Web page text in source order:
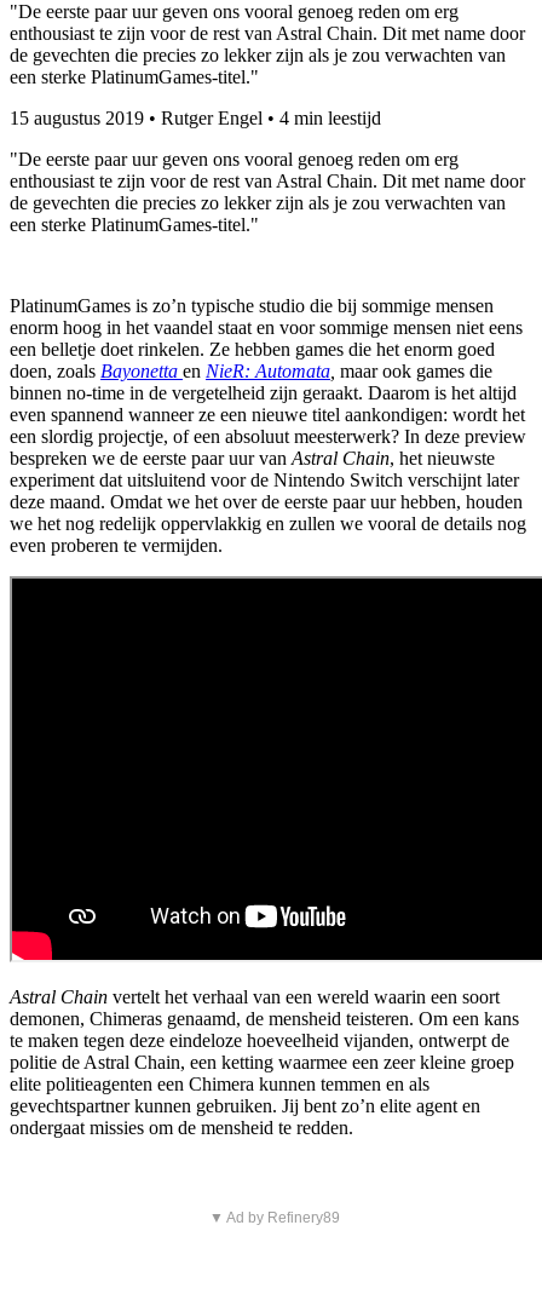
"De eerste paar uur geven ons vooral genoeg reden om erg
enthousiast te zijn voor de rest van Astral Chain. Dit met name door
de gevechten die precies zo lekker zijn als je zou verwachten van
een sterke PlatinumGames-titel."
15 augustus 2019 • Rutger Engel • 4 min leestijd
"De eerste paar uur geven ons vooral genoeg reden om erg
enthousiast te zijn voor de rest van Astral Chain. Dit met name door
de gevechten die precies zo lekker zijn als je zou verwachten van
een sterke PlatinumGames-titel."
PlatinumGames is zo’n typische studio die bij sommige mensen
enorm hoog in het vaandel staat en voor sommige mensen niet eens
een belletje doet rinkelen. Ze hebben games die het enorm goed
doen, zoals Bayonetta en NieR: Automata maar ook games die
binnen no-time in de vergetelheid zijn geraakt. Daarom is het altijd
even spannend wanneer ze een nieuwe titel aankondigen: wordt het
een slordig projectje, of een absoluut meesterwerk? In deze preview
bespreken we de eerste paar uur van Astral Chain, het nieuwste
experiment dat uitsluitend voor de Nintendo Switch verschijnt later
deze maand. Omdat we het over de eerste paar uur hebben, houden
we het nog redelijk oppervlakkig en zullen we vooral de details nog
even proberen te vermijden.
Astral Chain vertelt het verhaal van een wereld waarin een soort
demonen, Chimeras genaamd, de mensheid teisteren. Om een kans
te maken tegen deze eindeloze hoeveelheid vijanden, ontwerpt de
politie de Astral Chain, een ketting waarmee een zeer kleine groep
elite politieagenten een Chimera kunnen temmen en als
gevechtspartner kunnen gebruiken. Jij bent zo’n elite agent en
ondergaat missies om de mensheid te redden.
▼ Ad by Refinery89